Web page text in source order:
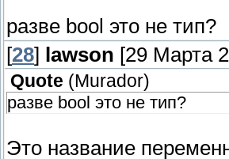
разве bool это не тип?
[28] lawson [29 Марта
Quote (Murador)
разве bool это не тип?
Это название